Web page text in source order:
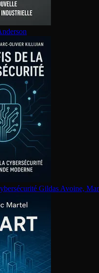
Gildas Avoine,